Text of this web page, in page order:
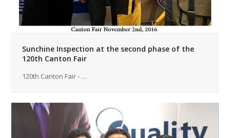
Sunchine Inspection at the second phase of the
120th Canton Fair
120th Canton Fair - …